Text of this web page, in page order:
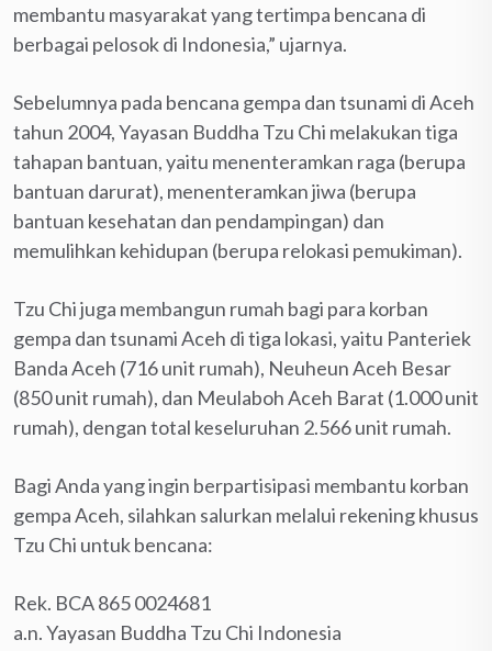
membantu masyarakat yang tertimpa bencana di
berbagai pelosok di Indonesia,” ujarnya.
Sebelumnya pada bencana gempa dan tsunami di Aceh
tahun 2004, Yayasan Buddha Tzu Chi melakukan tiga
tahapan bantuan, yaitu menenteramkan raga (berupa
bantuan darurat), menenteramkan jiwa (berupa
bantuan kesehatan dan pendampingan) dan
memulihkan kehidupan (berupa relokasi pemukiman).
Tzu Chi juga membangun rumah bagi para korban
gempa dan tsunami Aceh di tiga lokasi, yaitu Panteriek
Banda Aceh (716 unit rumah), Neuheun Aceh Besar
(850 unit rumah), dan Meulaboh Aceh Barat (1.000 unit
rumah), dengan total keseluruhan 2.566 unit rumah.
Bagi Anda yang ingin berpartisipasi membantu korban
gempa Aceh, silahkan salurkan melalui rekening khusus
Tzu Chi untuk bencana:
Rek. BCA 865 0024681
a.n. Yayasan Buddha Tzu Chi Indonesia